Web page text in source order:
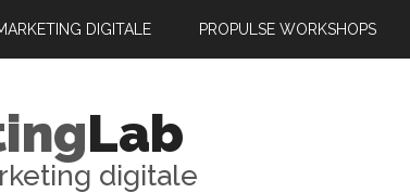
DIGITALE PROPULSE WORKSHOPS
Lab
digitale